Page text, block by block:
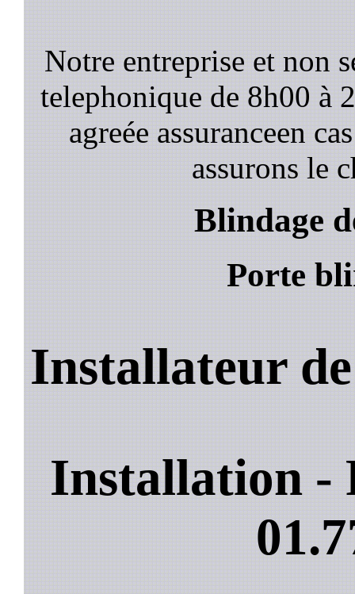
Notre entreprise et non
telephonique de 8h00 à
agreée assuranceen
assurons le
Blindage
Porte
Installateur
Installation -